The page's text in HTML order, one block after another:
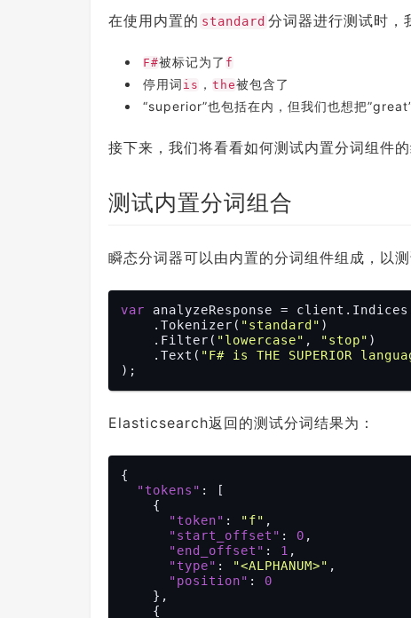
"position"
: 4
    }
在使用内置的 standard 分词器进行测试时，
F#被标记为了 f
停用词 is ， the被包含了
“superior”也包括在内，但我们也想把
接下来，我们将看看如何测试内置分词组件
测试内置分词组合
瞬态分词器可以由内置的分词组件组成，以
var analyzeResponse =
    .Tokenizer(
"standard" )
    .Filter(
"lowercase" , "stop" )
    .Text(
"F# is THE SUPERIOR
Elasticsearch返回的测试分词结果为：
{
"tokens" : [
"token" : "f" ,
"start_offset" : 0 ,
"end_offset" : 1 ,
"type" : "<ALPHANUM>" ,
"position" : 0